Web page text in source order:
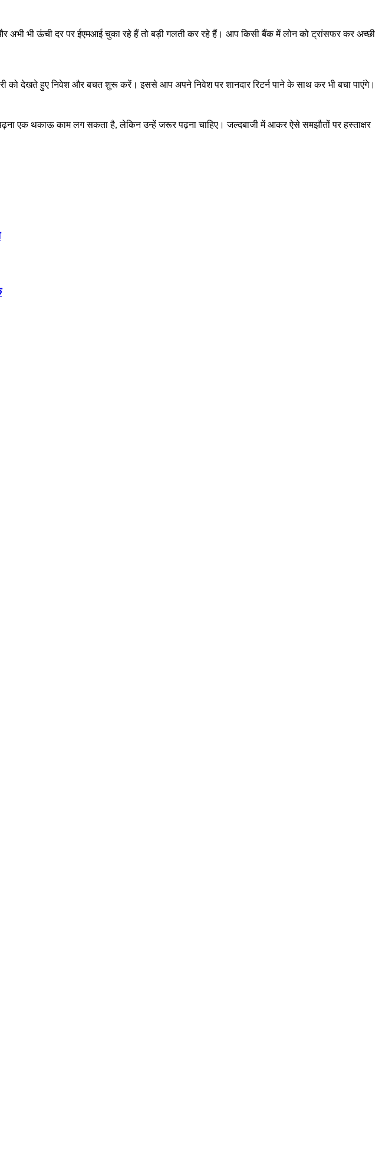
अभी भी ऊंची दर पर ईएमआई चुका रहे हैं तो बड़ी गलती कर रहे हैं। आप किसी बैंक में लोन को ट्रांसफर कर अच्छी
को देखते हुए निवेश और बचत शुरू करें। इससे आप अपने निवेश पर शानदार रिटर्न पाने के साथ कर भी बचा पाएंगे।
एक थकाऊ काम लग सकता है, लेकिन उन्हें जरूर पढ़ना चाहिए। जल्दबाजी में आकर ऐसे समझौतों पर हस्ताक्षर